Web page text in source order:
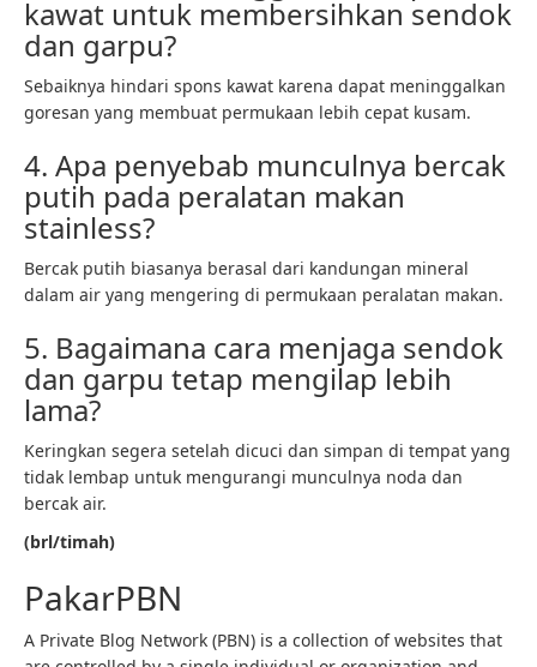
kawat untuk membersihkan sendok
dan garpu?
Sebaiknya hindari spons kawat karena dapat meninggalkan
goresan yang membuat permukaan lebih cepat kusam.
4. Apa penyebab munculnya bercak
putih pada peralatan makan
stainless?
Bercak putih biasanya berasal dari kandungan mineral
dalam air yang mengering di permukaan peralatan makan.
5. Bagaimana cara menjaga sendok
dan garpu tetap mengilap lebih
lama?
Keringkan segera setelah dicuci dan simpan di tempat yang
tidak lembap untuk mengurangi munculnya noda dan
bercak air.
(brl/timah)
PakarPBN
A Private Blog Network (PBN) is a collection of websites that